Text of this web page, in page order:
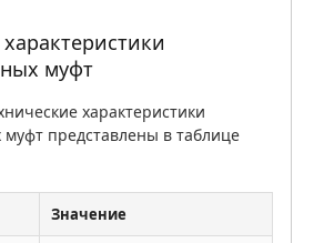
муфт
характеристики
представлены в таблице
Значение